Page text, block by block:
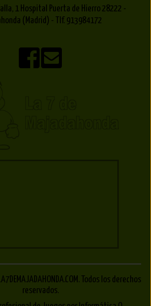
1 Hospital Puerta de Hierro 28222 -
(Madrid) - Tlf. 913984172
Todos los derechos
reservados.